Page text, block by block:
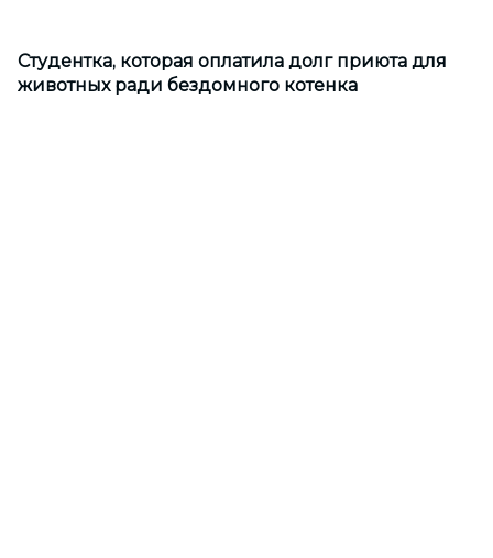
Студентка, которая оплатила долг приюта для
животных ради бездомного котенка